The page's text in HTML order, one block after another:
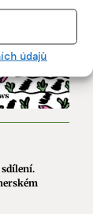
údajů